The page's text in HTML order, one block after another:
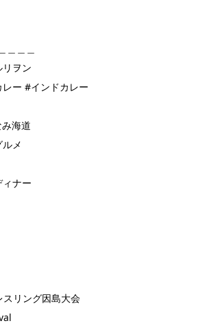
ヲン
ー #インドカレー
海道
メ
ナー
リング因島大会